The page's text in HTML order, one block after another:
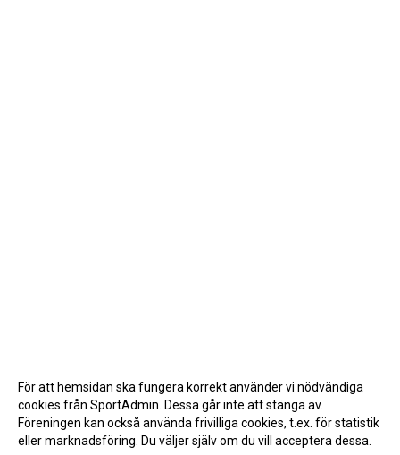
För att hemsidan ska fungera korrekt använder vi nödvändiga
cookies från SportAdmin. Dessa går inte att stänga av.
Föreningen kan också använda frivilliga cookies, t.ex. för statistik
eller marknadsföring. Du väljer själv om du vill acceptera dessa.